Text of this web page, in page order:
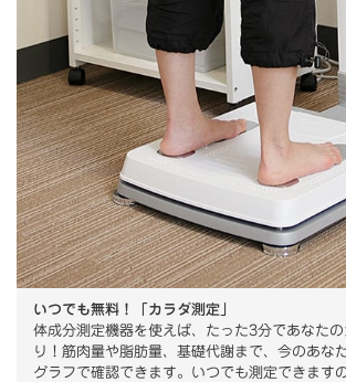
いつでも無料！「カラダ測定」
体成分測定機器を使えば、たった3分であなた
り！筋肉量や脂肪量、基礎代謝まで、今のあな
グラフで確認できます。いつでも測定できます